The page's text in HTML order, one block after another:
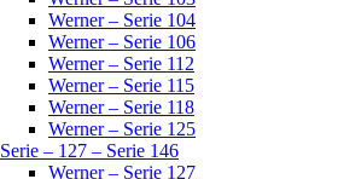
Werner – Serie 104
Werner – Serie 106
Werner – Serie 112
Werner – Serie 115
Werner – Serie 118
Werner – Serie 125
Serie – 127 – Serie 146
Werner – Serie 127